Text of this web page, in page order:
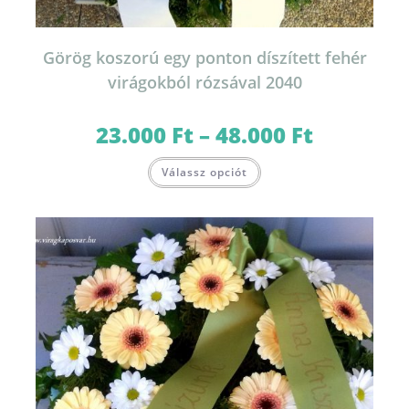
Görög koszorú egy ponton díszített fehér
virágokból rózsával 2040
23.000 Ft–48.000 Ft23.000 Ft
Válassz opciót a
van.
A
változatok
a
termékoldalon
választhatók
ki